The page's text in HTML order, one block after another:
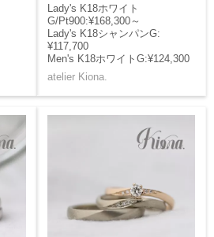
Lady's K18ホワイト
G/Pt900:¥168,300～
Lady's K18シャンパンG:
¥117,700
Men's K18ホワイトG:¥124,300
atelier Kiona.